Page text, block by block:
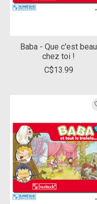
Baba - Que c'est beau
chez toi !
C$13.99